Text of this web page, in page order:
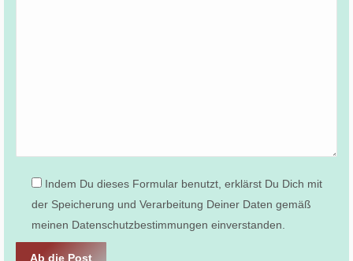
Indem Du dieses Formular benutzt, erklärst Du Dich mit
der Speicherung und Verarbeitung Deiner Daten gemäß
meinen Datenschutzbestimmungen einverstanden.